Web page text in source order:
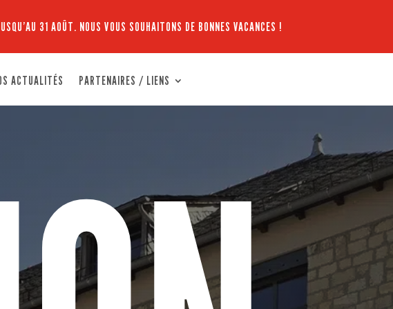
31 AOÛT. NOUS VOUS SOUHAITONS DE BONNES VACANCES !
ACTUALITÉS PARTENAIRES / LIENS